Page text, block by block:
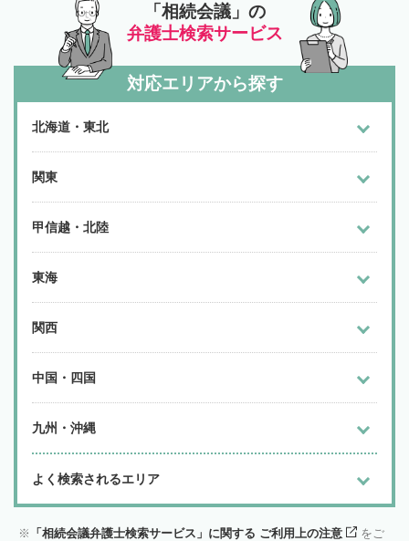
「相続会議」の
弁護士検索サービス
対応エリアから探す
北海道・東北
関東
甲信越・北陸
東海
関西
中国・四国
九州・沖縄
よく検索されるエリア
「相続会議弁護士検索サービス」に関する ご利用上の注意
をご